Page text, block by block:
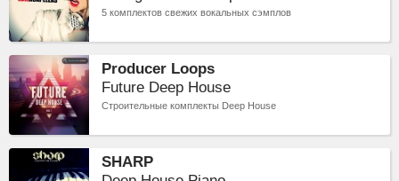
5 комплектов свежих вокальных сэмплов
Producer Loops
Future Deep House
Строительные комплекты Deep House
SHARP